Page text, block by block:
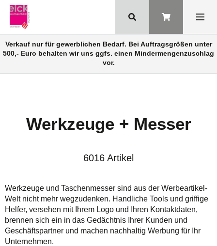
Verkauf nur für gewerblichen Bedarf. Bei Auftragsgrößen unter
500,- Euro behalten wir uns ggfs. einen Mindermengenzuschlag
vor.
Werkzeuge + Messer
6016 Artikel
Werkzeuge und Taschenmesser sind aus der Werbeartikel-
Welt nicht mehr wegzudenken. Handliche Tools und griffige
Helfer, versehen mit Ihrem Logo und Ihren Kontaktdaten,
brennen sich ein in das Gedächtnis Ihrer Kunden und
Geschäftspartner und machen nachhaltig Werbung für Ihr
Unternehmen.